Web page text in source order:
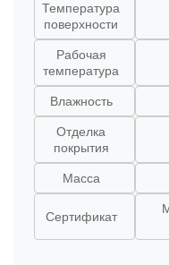
Температура
поверхности
Рабочая
температура
Влажность
Отделка
покрытия
Масса
Сертификат